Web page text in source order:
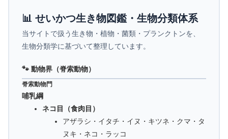
📊 せいかつ生き物図鑑・生物分類体系
当サイトで扱う生き物・植物・菌類・プランクトンを、
生物分類学に基づいて整理しています。
🐾 動物界（脊索動物）
脊索動物門
哺乳綱
ネコ目（食肉目）
アザラシ・イタチ・イヌ・キツネ・クマ・タ
ヌキ・ネコ・ラッコ